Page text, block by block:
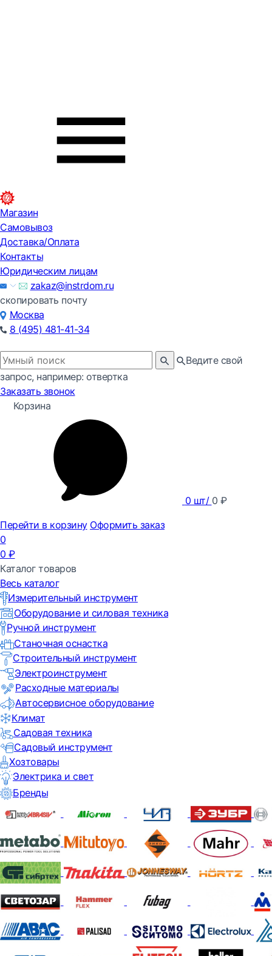
Магазин
Самовывоз
Доставка/Оплата
Контакты
Юридическим лицам
zakaz@instrdom.ru
скопировать почту
Москва
8 (495) 481-41-34
Ведите свой
запрос, например: отвертка
Заказать звонок
Корзина
0 шт/ 0 ₽
Перейти в корзину Оформить заказ
0
0 ₽
Каталог товаров
Весь каталог
Измерительный инструмент
Оборудование и силовая техника
Ручной инструмент
Станочная оснастка
Строительный инструмент
Электроинструмент
Расходные материалы
Автосервисное оборудование
Климат
Садовая техника
Садовый инструмент
Хозтовары
Электрика и свет
Бренды